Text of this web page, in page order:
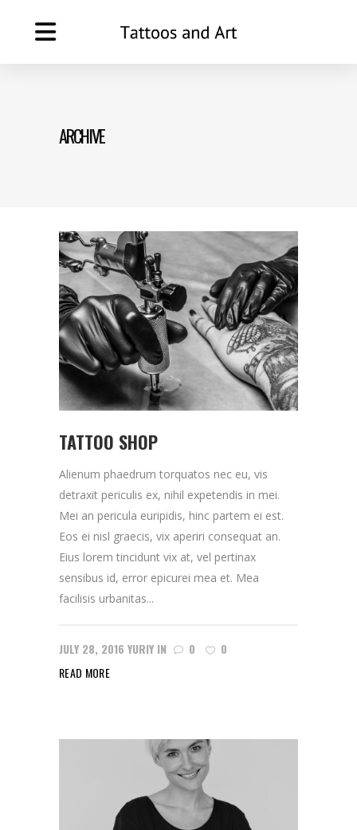
ARCHIVE
TATTOO SHOP
Alienum phaedrum torquatos nec eu, vis
detraxit periculis ex, nihil expetendis in mei.
Mei an pericula euripidis, hinc partem ei est.
Eos ei nisl graecis, vix aperiri consequat an.
Eius lorem tincidunt vix at, vel pertinax
sensibus id, error epicurei mea et. Mea
facilisis urbanitas...
JULY 28, 2016 YURIY IN 0
0
READ MORE